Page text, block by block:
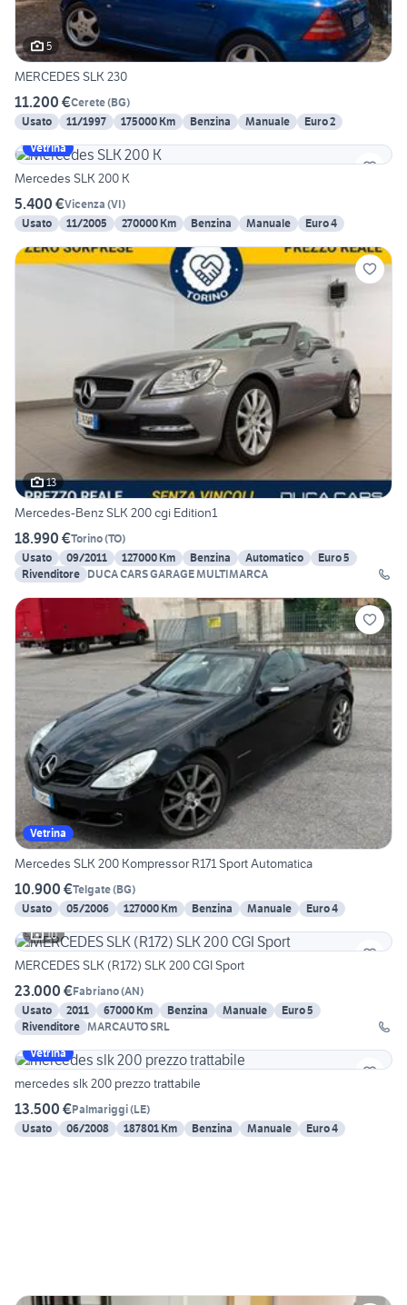
5
MERCEDES SLK 230
11.200 €Cerete(BG)
Usato
11/1997 175000 Km Benzina Manuale
Euro 2
Vetrina
Mercedes SLK 200 K
5.400 €Vicenza (VI)
Usato
11/2005 270000 Km Benzina Manuale Euro 4
13
Mercedes-Benz SLK 200 cgi Edition1
18.990 €Torino(TO)
Usato
09/2011 127000 Km Benzina Automatico
Euro 5
Rivenditore DUCA CARS GARAGE MULTIMARCA
Vetrina
Mercedes SLK 200 Kompressor R171 Sport Automatica
10.900 €Telgate(BG)
Usato
05/2006 127000 Km Benzina Manuale
Euro 4
10
MERCEDES SLK (R172) SLK 200 CGI Sport
23.000 €Fabriano(AN)
Usato
2011 67000 Km Benzina Manuale
Euro 5
Rivenditore MARCAUTO SRL
Vetrina
mercedes slk 200 prezzo trattabile
13.500 €Palmariggi(LE)
Usato
06/2008 187801 Km Benzina Manuale Euro 4